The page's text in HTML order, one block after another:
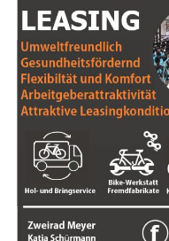
und Instal­la­ti­on von
Sie suchen im Raum
nach einem
für die Gestal­tung und
Ingo Ulsa­mer von T.I.
ter Wahl. Mit
sen bie­tet er ein
um die Dach­de­cke­rei